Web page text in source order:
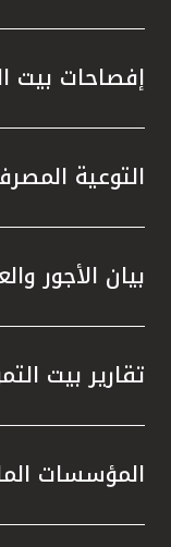
إفصاحات بيت
التوعية
بيان الأجور
تقارير بيت
المؤسسات